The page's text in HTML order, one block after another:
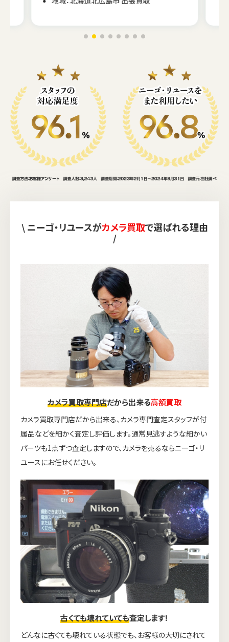
\ ニーゴ・リユースがカメラ買取で選ばれる理由
/
カメラ買取専門店だから出来る高額買取
カメラ買取専門店だから出来る、カメラ専門査定スタッフが付
属品などを細かく査定し評価します。通常見逃すような細かい
パーツも1点ずつ査定しますので、カメラを売るならニーゴ・リ
ユースにお任せください。
古くても壊れていても査定します！
どんなに古くても壊れている状態でも、お客様の大切にされて